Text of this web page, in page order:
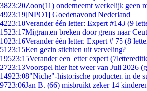
3823:20Zoon(11) onderneemt werkelijk geen
4923:19[NPO1] Goedenavond Nederland
4223:18Verander één letter: Expert #143 (9
1523:17Migranten breken door grens naar
1023:16Verander één letter. Expert # 75 (8
51 23:15Een gezin stichten uit verveling?
19523:15Verander een letter expert
2723:13Voorspel hier het weer van Juli 2026
14923:08"Niche"-historische producten in de
9723:06Jan B. (66) misbruikt zeker 14 kinderen